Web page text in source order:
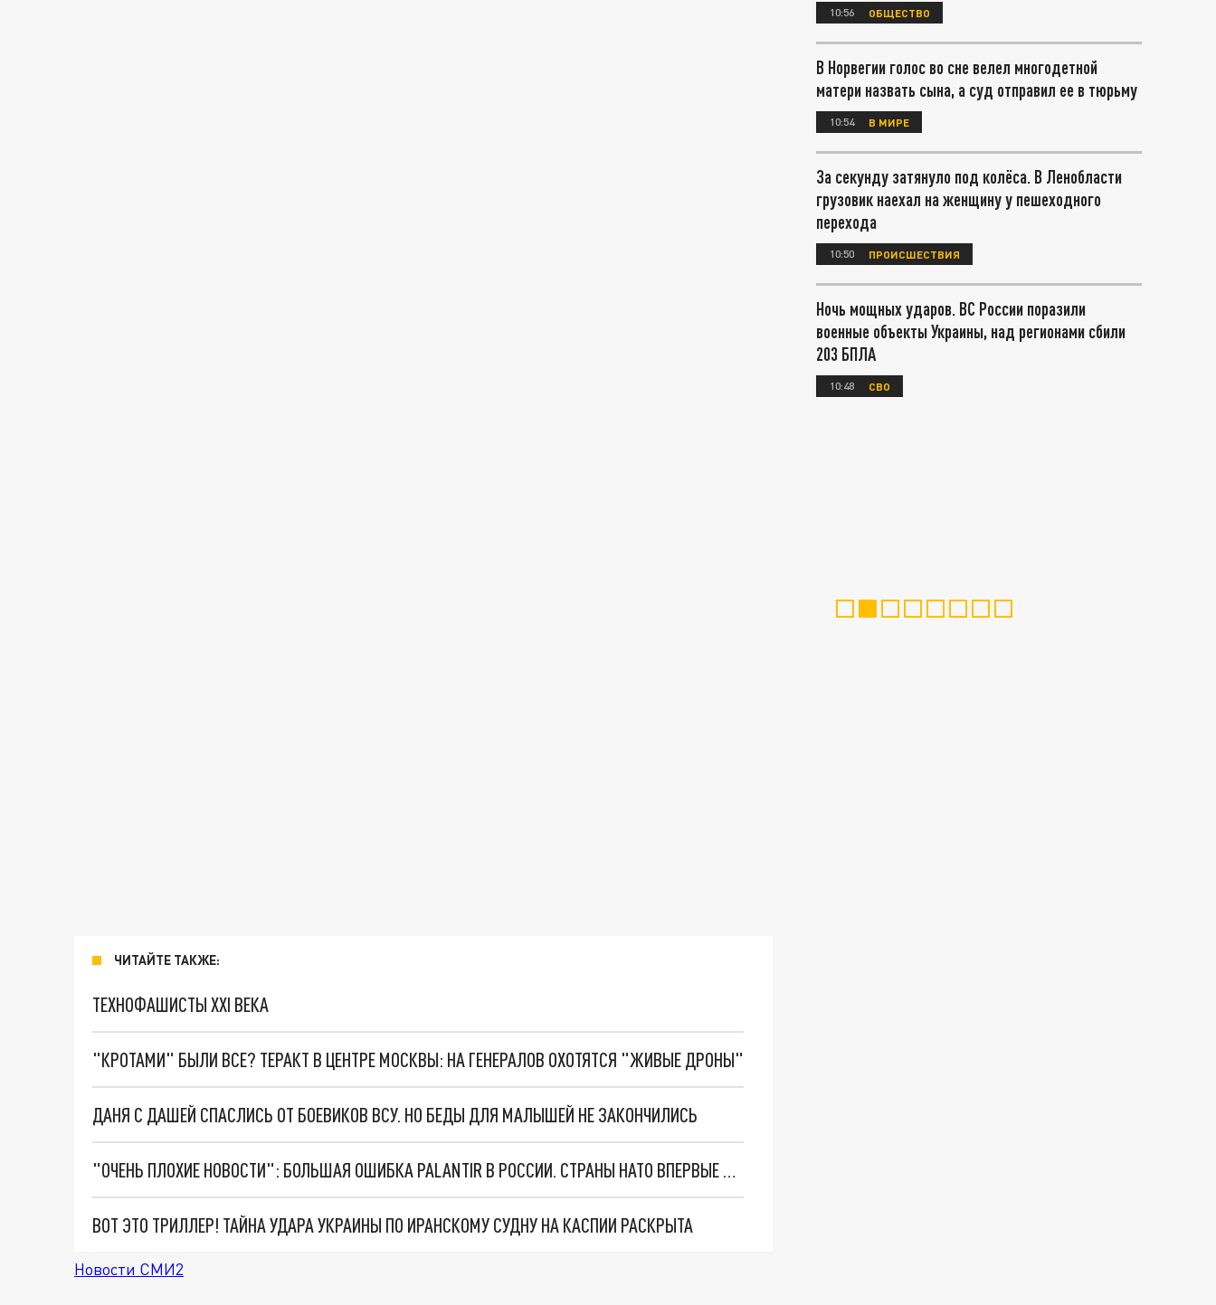
ЧИТАЙТЕ ТАКЖЕ:
ТЕХНОФАШИСТЫ XXI ВЕКА
"КРОТАМИ" БЫЛИ ВСЕ? ТЕРАКТ В ЦЕНТРЕ МОСКВЫ: НА ГЕНЕРАЛОВ ОХОТЯТСЯ "ЖИВЫЕ ДРОНЫ"
ДАНЯ С ДАШЕЙ СПАСЛИСЬ ОТ БОЕВИКОВ ВСУ. НО БЕДЫ ДЛЯ МАЛЫШЕЙ НЕ ЗАКОНЧИЛИСЬ
"ОЧЕНЬ ПЛОХИЕ НОВОСТИ": БОЛЬШАЯ ОШИБКА PALANTIR В РОССИИ. СТРАНЫ НАТО ВПЕРВЫЕ ЗА СВО ОСТАНОВИЛИ ПОСТАВКИ ОРУЖИЯ. ВСУ ТЕРЯЮТ ПРИГРАНИЧЬЕ?
ВОТ ЭТО ТРИЛЛЕР! ТАЙНА УДАРА УКРАИНЫ ПО ИРАНСКОМУ СУДНУ НА КАСПИИ РАСКРЫТА
Новости СМИ2
10:56 ОБЩЕСТВО
В Норвегии голос во сне велел многодетной
матери назвать сына, а суд отправил ее в тюрьму
10:54 В МИРЕ
За секунду затянуло под колёса. В Ленобласти
грузовик наехал на женщину у пешеходного
перехода
10:50 ПРОИСШЕСТВИЯ
Ночь мощных ударов. ВС России поразили
военные объекты Украины, над регионами сбили
203 БПЛА
10:48 СВО